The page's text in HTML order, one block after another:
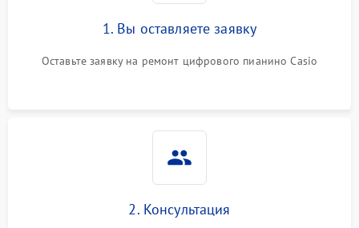
1. Вы оставляете заявку
Оставьте заявку на ремонт цифрового пианино Casio
2. Консультация